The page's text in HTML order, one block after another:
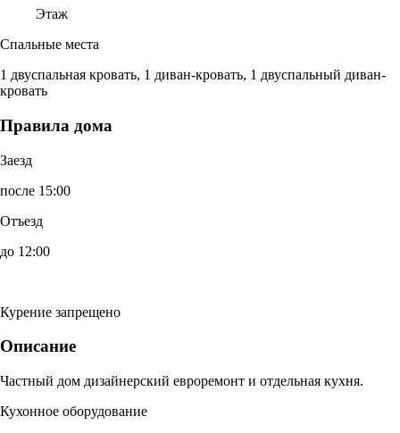
Этаж
Спальные места
1 двуспальная кровать, 1 диван-кровать, 1 двуспальный диван-
кровать
Правила дома
Заезд
после 15:00
Отъезд
до 12:00
Курение запрещено
Описание
Частный дом дизайнерский евроремонт и отдельная кухня.
Кухонное оборудование